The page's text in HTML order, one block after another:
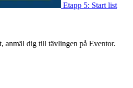
Etapp 5: Start list
anmäl dig till tävlingen på Eventor.